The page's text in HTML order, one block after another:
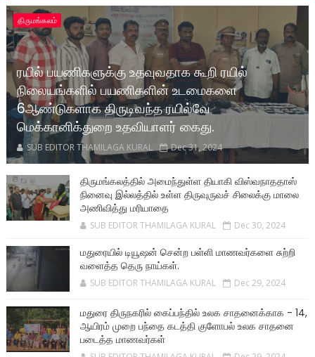
திருமங்கலம்
ரயில் பயணிகளுக்கு உதவுவதாக கூறி ரயில்
நிலையங்களில் பயணிகளின் உடமைகளை
6ஆண்டுகளாக திருடிவந்த ரயில்வே
மெக்கானிக்துறை உதவியாளர் கைது.
SUB EDITOR THAMILAGA KURAL Dec 31, 2024
திருமங்கலத்தில் அமைந்துள்ள தியாகி விஸ்வநாததாஸ்
நினைவு இல்லத்தில் உள்ள திருவுருவச் சிலைக்கு மாலை
அணிவித்து மரியாதை
SUB EDITOR THAMILAGA KURAL Dec 30, 2024
மதுரையில் டியூஷன் சென்ற பள்ளி மாணவர்களை சுற்றி
வளைத்த தெரு நாய்கள்.
SUB EDITOR THAMILAGA KURAL Dec 29, 2024
மதுரை திருநகரில் கைப்பந்தில் உலக சாதனைக்காக - 14,
ஆயிரம் முறை பந்தை கடத்தி குளோபல் உலக சாதனை
படைத்த மாணவர்கள்